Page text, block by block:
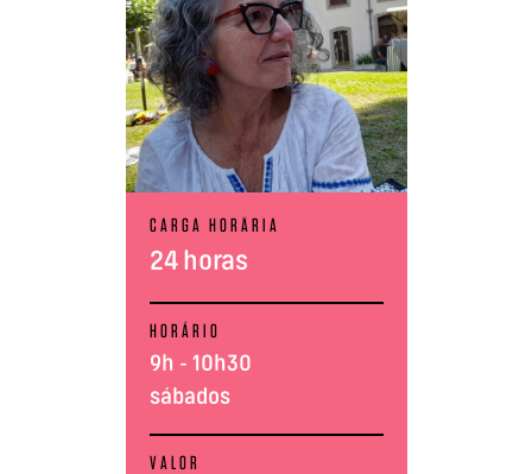
CARGA HORÅRIA
24 horas
HORÁRIO
9h - 10h30
sábados
VALOR